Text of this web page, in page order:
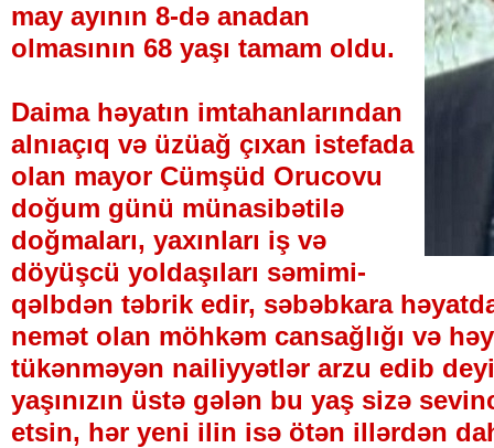
may ayının 8-də anadan
olmasının 68 yaşı tamam oldu.
Daima həyatın imtahanlarından
alnıaçıq və üzüağ çıxan istefada
olan mayor Cümşüd Orucovu
doğum günü münasibətilə
doğmaları, yaxınları iş və
döyüşcü yoldaşıları səmimi-
qəlbdən təbrik edir, səbəbkara
nemət olan möhkəm cansağlığı və
tükənməyən nailiyyətlər arzu edib
yaşınızın üstə gələn bu yaş sizə
etsin, hər yeni ilin isə ötən illərdən